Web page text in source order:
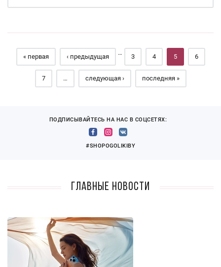
Страницы
« первая ‹ предыдущая
…
3 4 5 6
7 … следующая › последняя »
ПОДПИСЫВАЙТЕСЬ НА НАС В СОЦСЕТЯХ:
#SHOPOGOLIKIBY
Главные новости